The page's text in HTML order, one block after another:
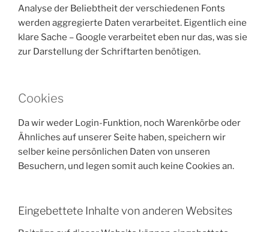
Analyse der Beliebtheit der verschiedenen Fonts
werden aggregierte Daten verarbeitet. Eigentlich eine
klare Sache – Google verarbeitet eben nur das, was sie
zur Darstellung der Schriftarten benötigen.
Cookies
Da wir weder Login-Funktion, noch Warenkörbe oder
Ähnliches auf unserer Seite haben, speichern wir
selber keine persönlichen Daten von unseren
Besuchern, und legen somit auch keine Cookies an.
Eingebettete Inhalte von anderen Websites